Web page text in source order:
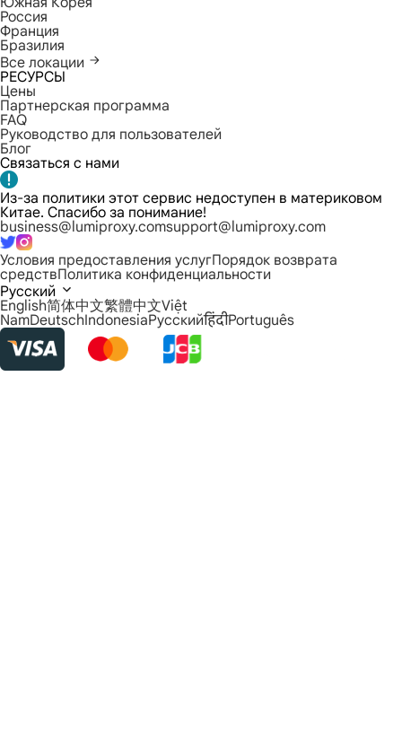
Россия
Франция
Бразилия
Все локации
РЕСУРСЫ
Цены
Партнерская программа
FAQ
Руководство для пользователей
Блог
Связаться с нами
Из-за политики этот сервис недоступен в материковом
Китае. Спасибо за понимание!
business@lumiproxy.comsupport@lumiproxy.com
Условия предоставления услугПорядок возврата
средствПолитика конфиденциальности
Русский
English简体中文繁體中文Việt
NamDeutschIndonesiaРусскийहिंदीPortuguês